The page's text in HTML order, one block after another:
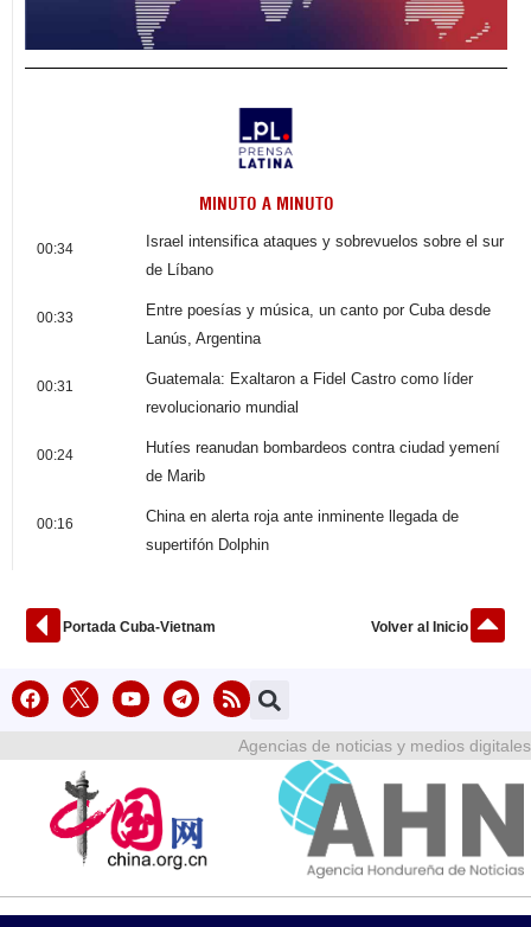
MINUTO A MINUTO
00:34
Israel intensifica ataques y sobrevuelos sobre el sur
de Líbano
00:33
Entre poesías y música, un canto por Cuba desde
Lanús, Argentina
00:31
Guatemala: Exaltaron a Fidel Castro como líder
revolucionario mundial
00:24
Hutíes reanudan bombardeos contra ciudad yemení
de Marib
00:16
China en alerta roja ante inminente llegada de
supertifón Dolphin
Portada Cuba-Vietnam Volver al Inicio
Agencias de noticias y medios digitales